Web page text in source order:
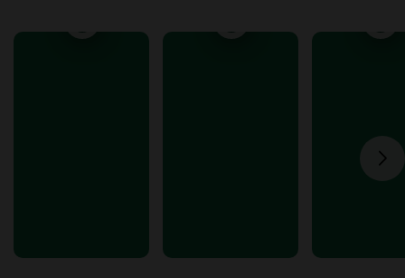
de 100 km/h